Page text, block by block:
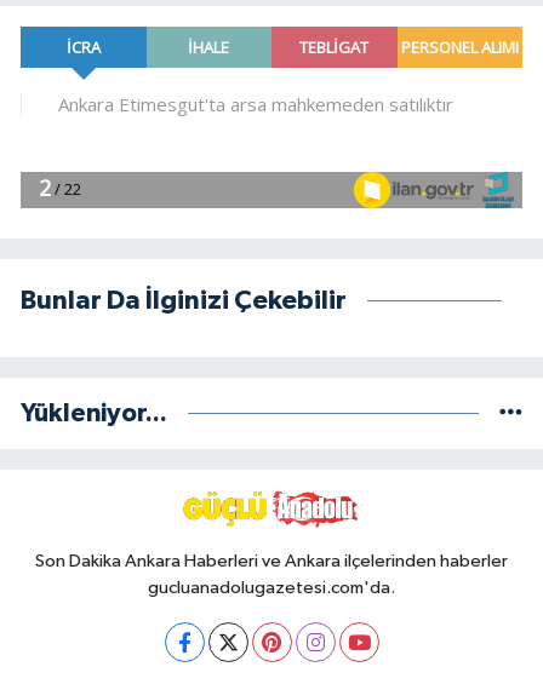
Bunlar Da İlginizi Çekebilir
Yükleniyor...
Son Dakika Ankara Haberleri ve Ankara ilçelerinden haberler
gucluanadolugazetesi.com'da.